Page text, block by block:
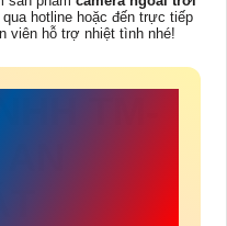
hotline hoặc đến trực tiếp
viên hỗ trợ nhiệt tình nhé!